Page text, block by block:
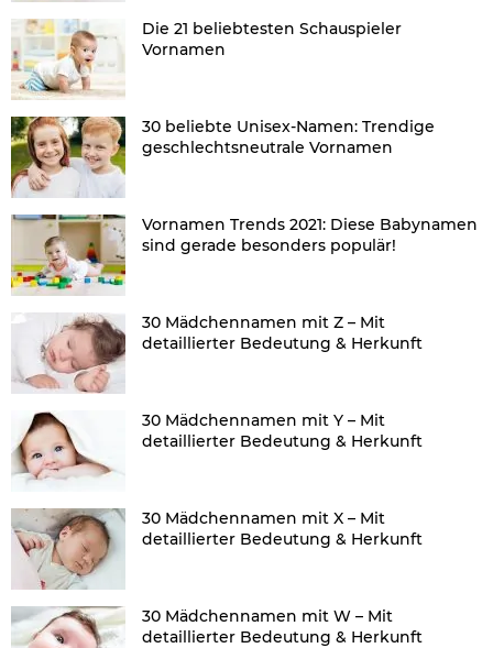
Die 21 beliebtesten Schauspieler
Vornamen
30 beliebte Unisex-Namen: Trendige
geschlechtsneutrale Vornamen
Vornamen Trends 2021: Diese Babynamen
sind gerade besonders populär!
30 Mädchennamen mit Z – Mit
detaillierter Bedeutung & Herkunft
30 Mädchennamen mit Y – Mit
detaillierter Bedeutung & Herkunft
30 Mädchennamen mit X – Mit
detaillierter Bedeutung & Herkunft
30 Mädchennamen mit W – Mit
detaillierter Bedeutung & Herkunft